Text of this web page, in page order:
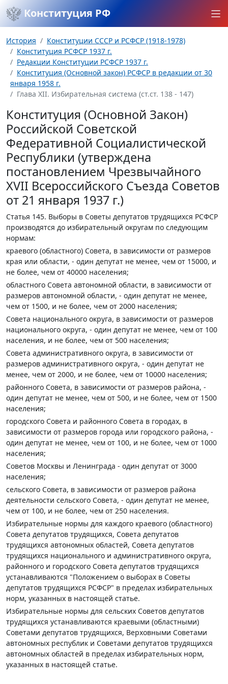
Конституция РФ
История
Конституции СССР и РСФСР (1918-1978)
Конституция РСФСР 1937 г.
Редакции Конституции РСФСР 1937 г.
Конституция (Основной закон) РСФСР в редакции от 30
января 1958 г.
Глава XII. Избирательная система (ст.ст. 138 - 147)
Конституция (Основной Закон)
Российской Советской
Федеративной Социалистической
Республики (утверждена
постановлением Чрезвычайного
XVII Всероссийского Съезда Советов
от 21 января 1937 г.)
Статья 145. Выборы в Советы депутатов трудящихся РСФСР
производятся до избирательный округам по следующим
нормам:
краевого (областного) Совета, в зависимости от размеров
края или области, - один депутат не менее, чем от 15000, и
не более, чем от 40000 населения;
областного Совета автономной области, в зависимости от
размеров автономной области, - один депутат не менее,
чем от 1500, и не более, чем от 2000 населения;
Совета национального округа, в зависимости от размеров
национального округа, - один депутат не менее, чем от 100
населения, и не более, чем от 500 населения;
Совета административного округа, в зависимости от
размеров административного округа, - один депутат не
менее, чем от 2000, и не более, чем от 10000 населения;
районного Совета, в зависимости от размеров района, -
один депутат не менее, чем от 500, и не более, чем от 1500
населения;
городского Совета и районного Совета в городах, в
зависимости от размеров города или городского района, -
один депутат не менее, чем от 100, и не более, чем от 1000
населения;
Советов Москвы и Ленинграда - один депутат от 3000
населения;
сельского Совета, в зависимости от размеров района
деятельности сельского Совета, - один депутат не менее,
чем от 100, и не более, чем от 250 населения.
Избирательные нормы для каждого краевого (областного)
Совета депутатов трудящихся, Совета депутатов
трудящихся автономных областей, Совета депутатов
трудящихся национального и административного округа,
районного и городского Совета депутатов трудящихся
устанавливаются "Положением о выборах в Советы
депутатов трудящихся РСФСР" в пределах избирательных
норм, указанных в настоящей статье.
Избирательные нормы для сельских Советов депутатов
трудящихся устанавливаются краевыми (областными)
Советами депутатов трудящихся, Верховными Советами
автономных республик и Советами депутатов трудящихся
автономных областей в пределах избирательных норм,
указанных в настоящей статье.